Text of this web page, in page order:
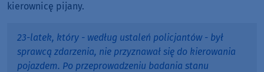
kierownicę pijany.
23-latek, który - według ustaleń policjantów - był
sprawcą zdarzenia, nie przyznawał się do kierowania
pojazdem. Po przeprowadzeniu badania stanu